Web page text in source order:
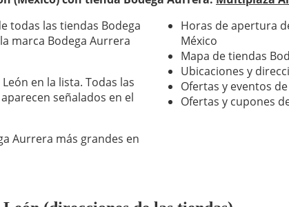
todas las tiendas Bodega
marca Bodega Aurrera
en la lista. Todas las
señalados en el
Aurrera más grandes en
Horas de apertura
México
Mapa de tiendas
Ubicaciones y
Ofertas y eventos
Ofertas y cupones